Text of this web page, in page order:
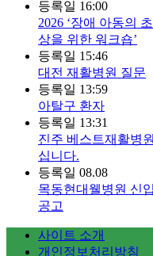
등록일 16:00
2026 ‘장애 아동의
상을 위한 워크숍’
등록일 15:46
대전 재활병원 질문
등록일 13:59
아탈구 환자
등록일 13:31
진주 베스트재활병
십니다.
등록일 08.08
목동현대웰병원 신
공고
사이트 소개
개인정보처리방침